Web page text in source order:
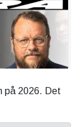
på 2026. Det